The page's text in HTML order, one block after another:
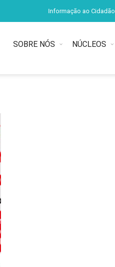
Informação ao Cidadão
SOBRE NÓS NÚCLEOS